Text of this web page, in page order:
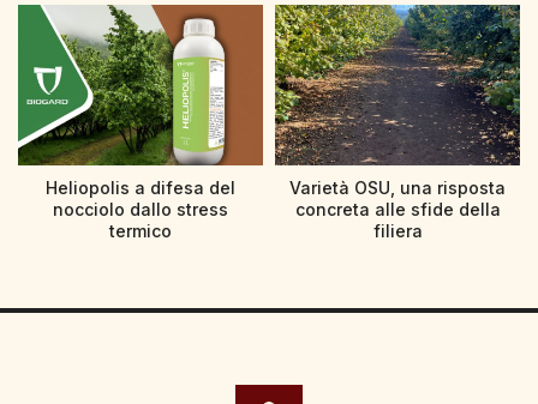
Heliopolis a difesa del
nocciolo dallo stress
termico
Varietà OSU, una risposta
concreta alle sfide della
filiera